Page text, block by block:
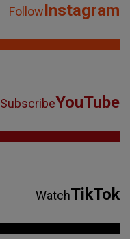
FollowInstagram
SubscribeYouTube
WatchTikTok